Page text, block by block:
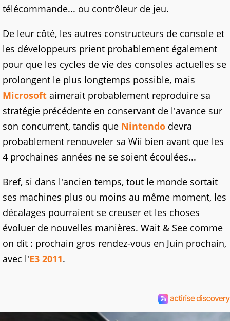
télécommande... ou contrôleur de jeu.
De leur côté, les autres constructeurs de console et
les développeurs prient probablement également
pour que les cycles de vie des consoles actuelles se
prolongent le plus longtemps possible, mais
Microsoft aimerait probablement reproduire sa
stratégie précédente en conservant de l'avance sur
son concurrent, tandis que Nintendo devra
probablement renouveler sa Wii bien avant que les
4 prochaines années ne se soient écoulées...
Bref, si dans l'ancien temps, tout le monde sortait
ses machines plus ou moins au même moment, les
décalages pourraient se creuser et les choses
évoluer de nouvelles manières. Wait & See comme
on dit : prochain gros rendez-vous en Juin prochain,
avec l'E3 2011.